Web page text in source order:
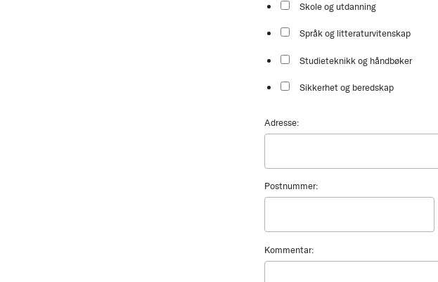
Skole og utdanning
Språk og litteraturvitenskap
Studieteknikk og håndbøker
Sikkerhet og beredskap
Adresse:
Postnummer:
Kommentar: